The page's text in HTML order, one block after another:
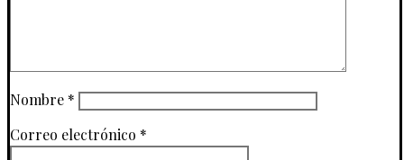
Nombre *
Correo electrónico *